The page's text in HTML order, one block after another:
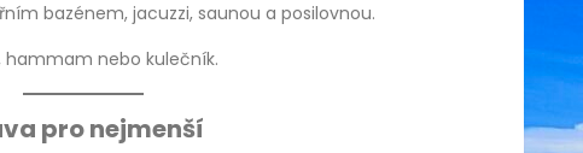
bazénem, jacuzzi, saunou a posilovnou.
hammam nebo kulečník.
pro nejmenší